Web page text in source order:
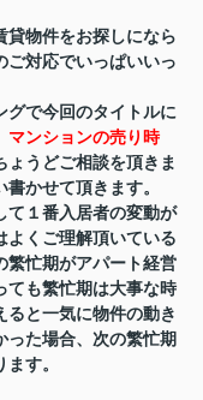
貸物件をお探しになら
ご対応でいっぱいいっ
グで今回のタイトルに
マンションの売り時
ょうどご相談を頂きま
かせて頂きます。
て１番入居者の変動が
よくご理解頂いている
繁忙期がアパート経営
ても繁忙期は大事な時
ると一気に物件の動き
った場合、次の繁忙期
す。